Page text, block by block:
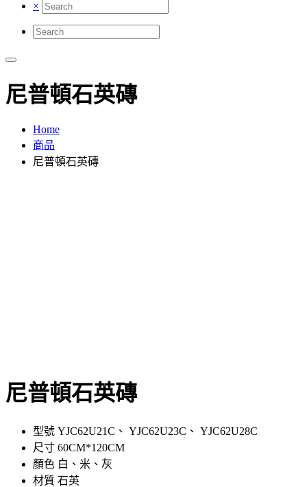
×
尼普頓石英磚
Home
商品
尼普頓石英磚
尼普頓石英磚
型號 YJC62U21C、 YJC62U23C、 YJC62U28C
尺寸 60CM*120CM
顏色 白、米、灰
材質 石英